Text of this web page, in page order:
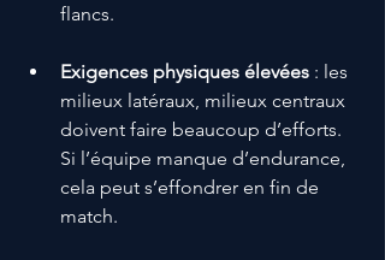
flancs.
Exigences physiques élevées : les
milieux latéraux, milieux centraux
doivent faire beaucoup d’efforts.
Si l’équipe manque d’endurance,
cela peut s’effondrer en fin de
match.